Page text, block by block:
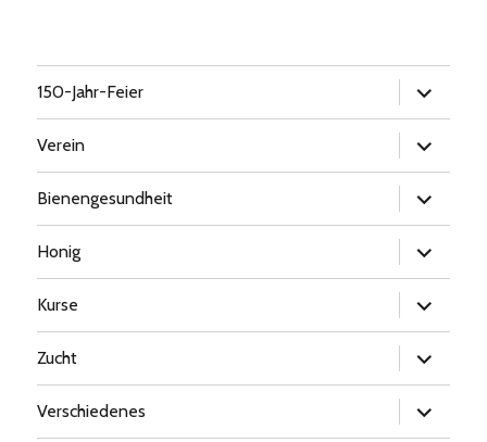
150-Jahr-Feier
öffnen
Verein
öffnen
Bienengesundheit
öffnen
Honig
öffnen
Kurse
öffnen
Zucht
öffnen
Verschiedenes
öffnen